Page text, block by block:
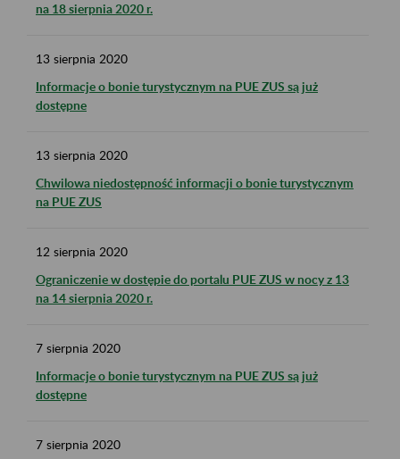
na 18 sierpnia 2020 r.
13 sierpnia 2020
Informacje o bonie turystycznym na PUE ZUS są już
dostępne
13 sierpnia 2020
Chwilowa niedostępność informacji o bonie turystycznym
na PUE ZUS
12 sierpnia 2020
Ograniczenie w dostępie do portalu PUE ZUS w nocy z 13
na 14 sierpnia 2020 r.
7 sierpnia 2020
Informacje o bonie turystycznym na PUE ZUS są już
dostępne
7 sierpnia 2020